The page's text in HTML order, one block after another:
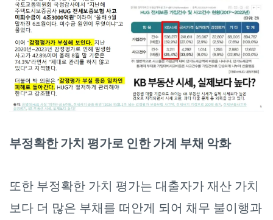
부정확한 가치 평가로 인한 가계 부채 악화
또한 부정확한 가치 평가는 대출자가 재산 가치
보다 더 많은 부채를 떠안게 되어 채무 불이행과